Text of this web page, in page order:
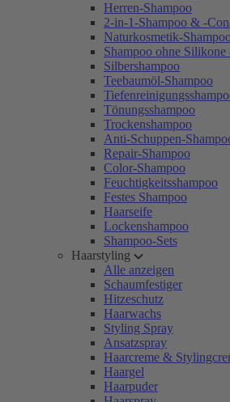
Herren-Shampoo
2-in-1-Shampoo & -
Naturkosmetik-
Shampoo ohne
Silbershampoo
Teebaumöl-Shampoo
Tönungsshampoo
Trockenshampoo
Anti-Schuppen-
Repair-Shampoo
Color-Shampoo
Feuchtigkeitsshampoo
Festes Shampoo
Haarseife
Lockenshampoo
Shampoo-Sets
Haarstyling
Alle anzeigen
Schaumfestiger
Hitzeschutz
Haarwachs
Styling Spray
Ansatzspray
Haarcreme &
Haargel
Haarpuder